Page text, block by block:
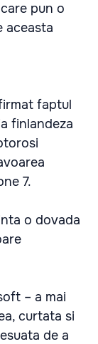
pun o
aceasta
faptul
finlandeza
7.
o dovada
– a mai
curtata si
de a